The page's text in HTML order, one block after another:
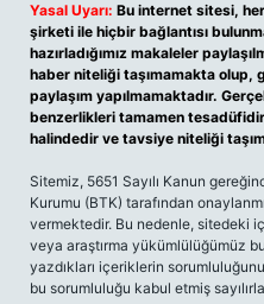
Yasal Uyarı: Bu internet sitesi,
şirketi ile hiçbir bağlantısı
hazırladığımız makaleler
haber niteliği taşımamakta olup,
paylaşım yapılmamaktadır.
benzerlikleri tamamen
halindedir ve tavsiye niteliği
Sitemiz, 5651 Sayılı Kanun
Kurumu (BTK) tarafından
vermektedir. Bu nedenle, sitedeki
veya araştırma yükümlülüğümüz
yazdıkları içeriklerin
bu sorumluluğu kabul etmiş